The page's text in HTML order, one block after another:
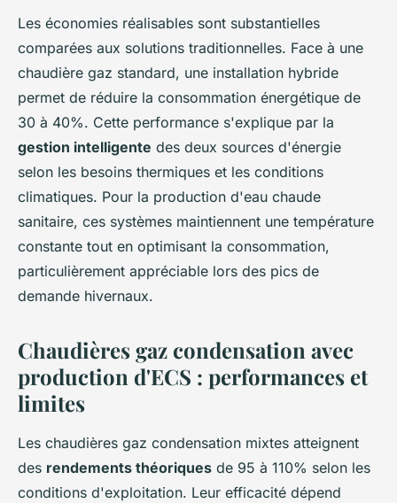
Les économies réalisables sont substantielles
comparées aux solutions traditionnelles. Face à une
chaudière gaz standard, une installation hybride
permet de réduire la consommation énergétique de
30 à 40%. Cette performance s'explique par la
gestion intelligente des deux sources d'énergie
selon les besoins thermiques et les conditions
climatiques. Pour la production d'eau chaude
sanitaire, ces systèmes maintiennent une température
constante tout en optimisant la consommation,
particulièrement appréciable lors des pics de
demande hivernaux.
Chaudières gaz condensation avec
production d'ECS : performances et
limites
Les chaudières gaz condensation mixtes atteignent
des rendements théoriques de 95 à 110% selon les
conditions d'exploitation. Leur efficacité dépend